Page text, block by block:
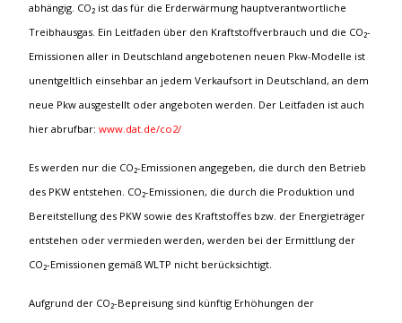
abhängig. CO₂ ist das für die Erderwärmung hauptverantwortliche
Treibhausgas. Ein Leitfaden über den Kraftstoffverbrauch und die CO₂-
Emissionen aller in Deutschland angebotenen neuen Pkw-Modelle ist
unentgeltlich einsehbar an jedem Verkaufsort in Deutschland, an dem
neue Pkw ausgestellt oder angeboten werden. Der Leitfaden ist auch
hier abrufbar: www.dat.de/co2/
Es werden nur die CO₂-Emissionen angegeben, die durch den Betrieb
des PKW entstehen. CO₂-Emissionen, die durch die Produktion und
Bereitstellung des PKW sowie des Kraftstoffes bzw. der Energieträger
entstehen oder vermieden werden, werden bei der Ermittlung der
CO₂-Emissionen gemäß WLTP nicht berücksichtigt.
Aufgrund der CO₂-Bepreisung sind künftig Erhöhungen der